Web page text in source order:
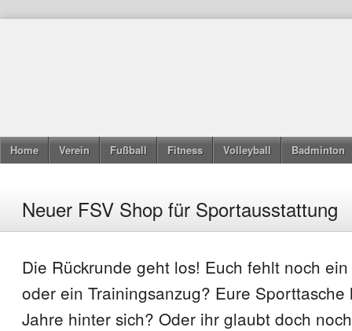
Home Verein Fußball Fitness Volleyball Badminton
Neuer FSV Shop für Sportausstattung
Die Rückrunde geht los! Euch fehlt noch
oder ein Trainingsanzug? Eure
Jahre hinter sich? Oder ihr glaubt doch